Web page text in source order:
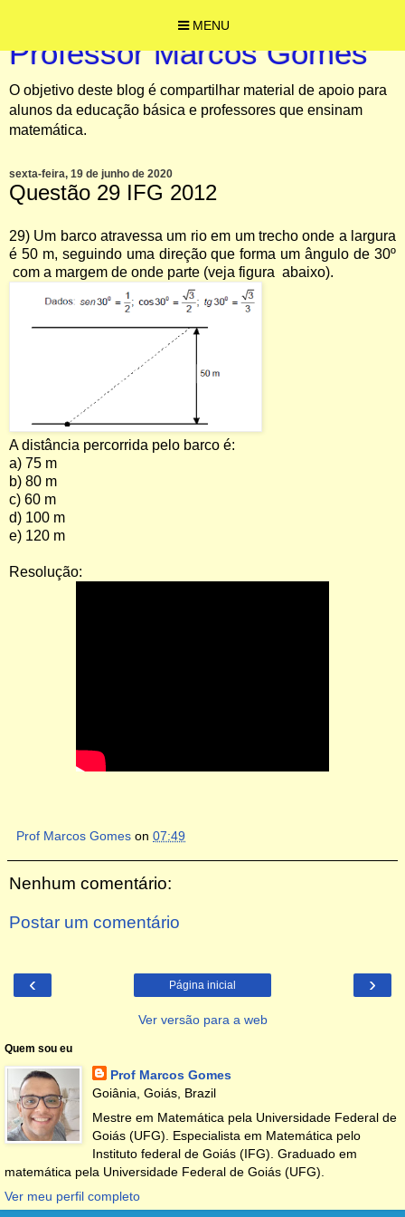
MENU
Professor Marcos Gomes
O objetivo deste blog é compartilhar material de apoio para
alunos da educação básica e professores que ensinam
matemática.
sexta-feira, 19 de junho de 2020
Questão 29 IFG 2012
29) Um barco atravessa um rio em um trecho onde a largura
é 50 m, seguindo uma direção que forma um ângulo de 30º
com a margem de onde parte (veja figura abaixo).
A distância percorrida pelo barco é:
a) 75 m
b) 80 m
c) 60 m
d) 100 m
e) 120 m
Resolução:
Prof Marcos Gomes on 07:49
Nenhum comentário:
Postar um comentário
‹ ›
Página inicial
Ver versão para a web
Quem sou eu
Prof Marcos Gomes
Goiânia, Goiás, Brazil
Mestre em Matemática pela Universidade Federal de
Goiás (UFG). Especialista em Matemática pelo
Instituto federal de Goiás (IFG). Graduado em
matemática pela Universidade Federal de Goiás (UFG).
Ver meu perfil completo